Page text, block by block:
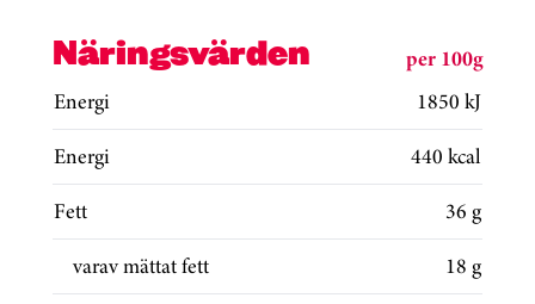
Näringsvärden
per 100g
Energi
1850 kJ
Energi
440 kcal
Fett
36 g
varav mättat fett
18 g